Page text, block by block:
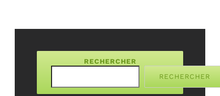
RECHERCHER
RECHERCHER